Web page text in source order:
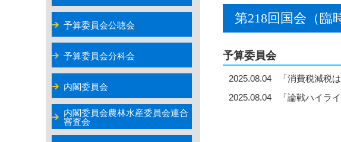
第218回国会（臨
予算委員会
2025.08.04
「消費税減
2025.08.04
「論戦ハイ
予算委員会公聴会
予算委員会分科会
内閣委員会
内閣委員会農林水産委員会連合
審査会